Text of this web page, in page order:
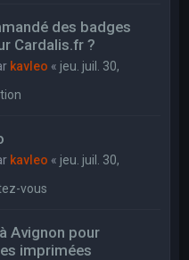
des badges
Cardalis.fr ?
kavleo « jeu. juil. 30,
kavleo « jeu. juil. 30,
vous
Avignon pour
imprimées